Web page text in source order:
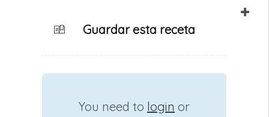
Guardar esta receta
You need to login or